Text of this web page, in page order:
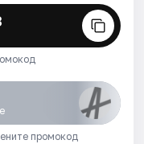
промокод